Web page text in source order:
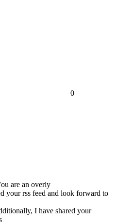
0
are an overly
your rss feed and look forward to
I have shared your